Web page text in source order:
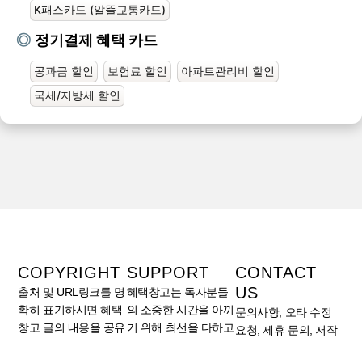
K패스카드 (알뜰교통카드)
정기결제 혜택 카드
공과금 할인 보험료 할인
아파트관리비 할인
국세/지방세 할인
COPYRIGHT
출처 및 URL링크를 명
확히 표기하시면 혜택
창고 글의 내용을 공유
SUPPORT
혜택창고는 독자분들
의 소중한 시간을 아끼
기 위해 최선을 다하고
CONTACT
US
문의사항, 오타 수정
요청, 제휴 문의, 저작